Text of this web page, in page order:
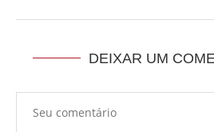
DEIXAR UM